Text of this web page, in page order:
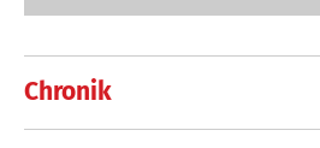
Chronik